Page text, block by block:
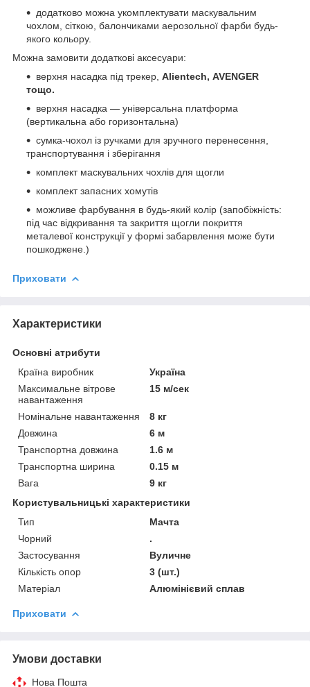
додатково можна укомплектувати маскувальним
чохлом, сіткою, балончиками аерозольної фарби будь-
якого кольору.
Можна замовити додаткові аксесуари:
верхня насадка під трекер, Alientech, AVENGER
тощо.
верхня насадка — універсальна платформа
(вертикальна або горизонтальна)
сумка-чохол із ручками для зручного перенесення,
транспортування і зберігання
комплект маскувальних чохлів для щогли
комплект запасних хомутів
можливе фарбування в будь-який колір (запобіжність:
під час відкривання та закриття щогли покриття
металевої конструкції у формі забарвлення може бути
пошкоджене.)
Приховати
Характеристики
Основні атрибути
Країна виробник
Україна
Максимальне вітрове
навантаження
15 м/сек
Номінальне навантаження
8 кг
Довжина
6 м
Транспортна довжина
1.6 м
Транспортна ширина
0.15 м
Вага
9 кг
Користувальницькі характеристики
Тип
Мачта
Чорний
.
Застосування
Вуличне
Кількість опор
3 (шт.)
Матеріал
Алюмінієвий сплав
Приховати
Умови доставки
Нова Пошта